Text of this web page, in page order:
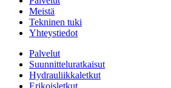
Meistä
Tekninen tuki
Yhteystiedot
Palvelut
Suunnitteluratkaisut
Hydrauliikkaletkut